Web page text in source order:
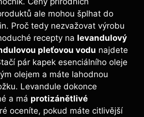
ale mohou šplhat do
Proč tedy nezvažovat výrobu
recepty na levandulový
pleťovou vodu najdete
pár kapek esenciálního oleje
olejem a máte lahodnou
Levandule dokonce
a má protizánětlivé
oceníte, pokud máte citlivější